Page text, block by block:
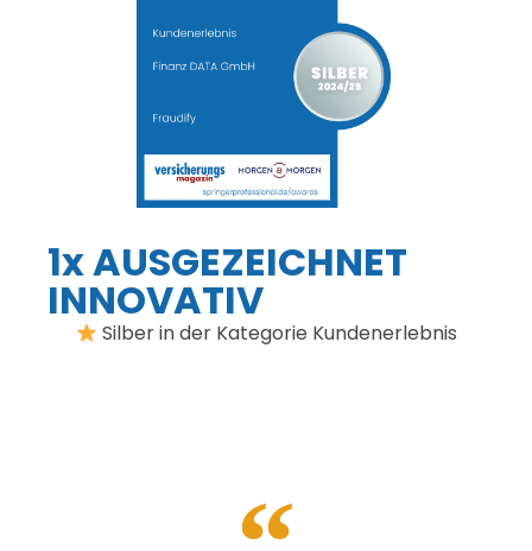
1x AUSGEZEICHNET
INNOVATIV
Silber in der Kategorie Kundenerlebnis